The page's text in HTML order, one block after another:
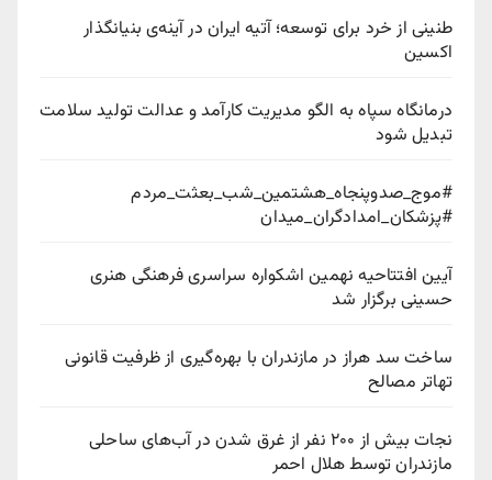
طنینی از خرد برای توسعه؛ آتیه ایران در آینه‌ی بنیانگذار
اکسین
درمانگاه سپاه به الگو مدیریت کارآمد و عدالت تولید سلامت
تبدیل شود
#موج_صدوپنجاه_هشتمین_شب_بعثت_مردم
#پزشکان_امدادگران_میدان
آیین افتتاحیه نهمین اشکواره سراسری فرهنگی هنری
حسینی برگزار شد
ساخت سد هراز در مازندران با بهره‌گیری از ظرفیت قانونی
تهاتر مصالح
نجات بیش از ۲۰۰ نفر از غرق شدن در آب‌های ساحلی
مازندران توسط هلال احمر